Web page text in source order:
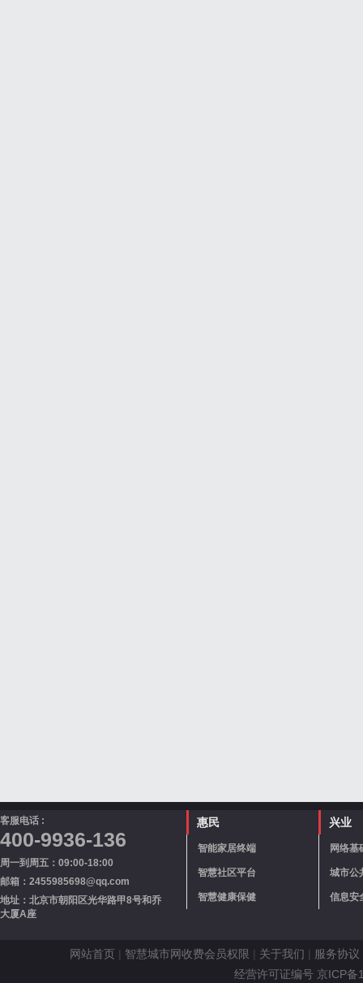
客服电话 :
400-9936-136
周一到周五：09:00-18:00
邮箱：2455985698@qq.com
地址：北京市朝阳区光华路甲8号和乔
大厦A座
惠民
智能家居终端
智慧社区平台
智慧健康保健
兴业
网络基
城市公
信息安
网站首页 | 智慧城市网收费会员权限 | 关于我们 | 服务协议
经营许可证编号 京ICP